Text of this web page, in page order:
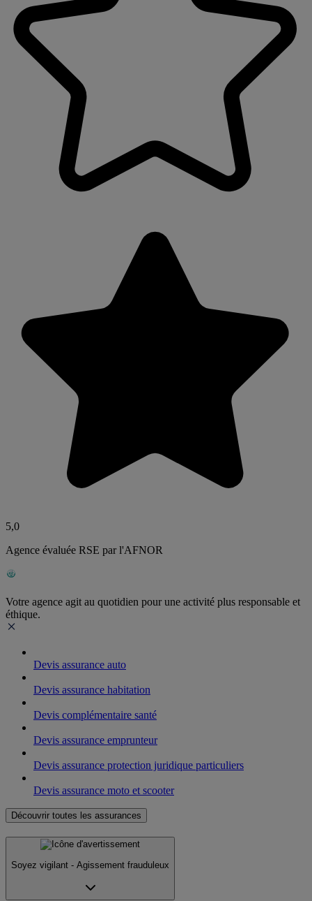
5,0
Agence évaluée RSE par l'AFNOR
Votre agence agit au quotidien pour une activité plus responsable et
éthique.
Devis assurance auto
Devis assurance habitation
Devis complémentaire santé
Devis assurance emprunteur
Devis assurance protection juridique particuliers
Devis assurance moto et scooter
Découvrir toutes les assurances
Soyez vigilant - Agissement frauduleux